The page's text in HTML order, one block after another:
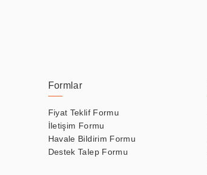
Formlar
Fiyat Teklif Formu
İletişim Formu
Havale Bildirim Formu
Destek Talep Formu